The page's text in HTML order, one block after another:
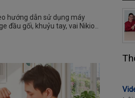
hướng dẫn sử dụng máy
đầu gối, khuỷu tay, vai Nikio